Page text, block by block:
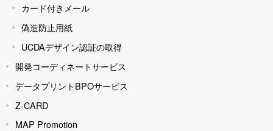
カード付きメール
偽造防止用紙
UCDAデザイン認証の取得
開発コーディネートサービス
データプリントBPOサービス
Z-CARD
MAP Promotion